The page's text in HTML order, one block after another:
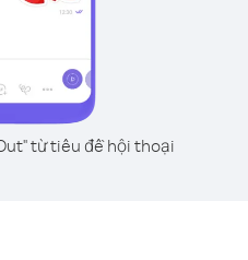
từ tiêu đề hội thoại